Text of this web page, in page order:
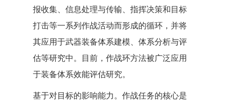
报收集、信息处理与传输、指挥决策和目标
打击等一系列作战活动而形成的循环，并将
其应用于武器装备体系建模、体系分析与评
估等研究中。目前，作战环方法被广泛应用
于装备体系效能评估研究。
基于对目标的影响能力。作战任务的核心是